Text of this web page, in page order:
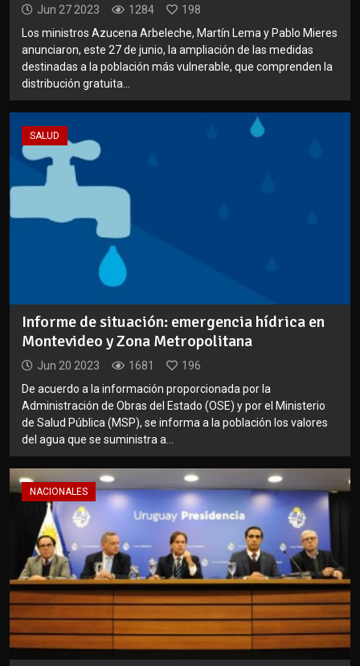
Jun 27 2023 1284
198
Los ministros Azucena Arbeleche, Martín Lema y Pablo Mieres
anunciaron, este 27 de junio, la ampliación de las medidas
destinadas a la población más vulnerable, que comprenden la
distribución gratuita...
SALUD
Informe de situación: emergencia hídrica en
Montevideo y Zona Metropolitana
Jun 20 2023 1681
196
De acuerdo a la información proporcionada por la
Administración de Obras del Estado (OSE) y por el Ministerio
de Salud Pública (MSP), se informa a la población los valores
del agua que se suministra a...
NACIONALES